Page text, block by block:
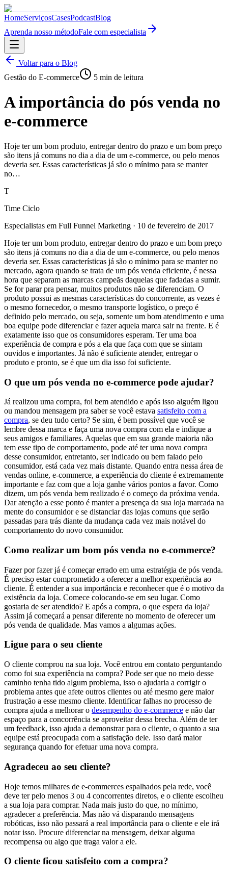
HomeServiçosCasesPodcastBlog
Aprenda nosso métodoFale com especialista
Voltar para o Blog
Gestão do E-commerce
5 min de leitura
A importância do pós venda no
e-commerce
Hoje ter um bom produto, entregar dentro do prazo e um bom preço
são itens já comuns no dia a dia de um e-commerce, ou pelo menos
deveria ser. Essas características já são o mínimo para se manter
no…
T
Time Ciclo
Especialistas em Full Funnel Marketing · 10 de fevereiro de 2017
Hoje ter um bom produto, entregar dentro do prazo e um bom preço
são itens já comuns no dia a dia de um e-commerce, ou pelo menos
deveria ser. Essas características já são o mínimo para se manter no
mercado, agora quando se trata de um pós venda eficiente, é nessa
hora que separam as marcas campeãs daquelas que fadadas a sumir.
Se for parar pra pensar, muitos produtos não se diferenciam. O
produto possui as mesmas características do concorrente, as vezes é
o mesmo fornecedor, o mesmo transporte logístico, o preço é
definido pelo mercado, ou seja, somente um bom atendimento e uma
boa equipe pode diferenciar e fazer aquela marca sair na frente. E é
exatamente isso que os consumidores esperam. Ter uma boa
experiência de compra e pós a ela que faça com que se sintam
ouvidos e importantes. Já não é suficiente atender, entregar o
produto e pronto, se é que um dia isso foi suficiente.
O que um pós venda no e-commerce pode ajudar?
Já realizou uma compra, foi bem atendido e após isso alguém ligou
ou mandou mensagem pra saber se você estava satisfeito com a
compra, se deu tudo certo? Se sim, é bem possível que você se
lembre dessa marca e faça uma nova compra com ela e indique a
seus amigos e familiares. Aquelas que em sua grande maioria não
tem esse tipo de comportamento, pode até ter uma nova compra
desse consumidor, entretanto, ser indicado ou bem falado pelo
consumidor, está cada vez mais distante. Quando entra nessa área de
vendas online, e-commerce, a experiência do cliente é extremamente
importante e faz com que a loja ganhe vários pontos a favor. Como
dizem, um pós venda bem realizado é o começo da próxima venda.
Dar atenção a esse ponto é manter a presença da sua loja marcada na
mente do consumidor e se distanciar das lojas comuns que serão
passadas para trás diante da mudança cada vez mais notável do
comportamento do novo consumidor.
Como realizar um bom pós venda no e-commerce?
Fazer por fazer já é começar errado em uma estratégia de pós venda.
É preciso estar comprometido a oferecer a melhor experiência ao
cliente. É entender a sua importância e reconhecer que é o motivo da
existência da loja. Comece colocando-se em seu lugar. Como
gostaria de ser atendido? E após a compra, o que espera da loja?
Assim já começará a pensar diferente no momento de oferecer um
pós venda de qualidade. Mas vamos a algumas ações.
Ligue para o seu cliente
O cliente comprou na sua loja. Você entrou em contato perguntando
como foi sua experiência na compra? Pode ser que no meio desse
caminho tenha tido algum problema, isso o ajudaria a corrigir o
problema antes que afete outros clientes ou até mesmo gere maior
frustração a esse mesmo cliente. Identificar falhas no processo de
compra ajuda a melhorar o desempenho do e-commerce e não dar
espaço para a concorrência se aproveitar dessa brecha. Além de ter
um feedback, isso ajuda a demonstrar para o cliente, o quanto a sua
equipe está preocupada com a satisfação dele. Isso dará maior
segurança quando for efetuar uma nova compra.
Agradeceu ao seu cliente?
Hoje temos milhares de e-commerces espalhados pela rede, você
deve ter pelo menos 3 ou 4 concorrentes diretos, e o cliente escolheu
a sua loja para comprar. Nada mais justo do que, no mínimo,
agradecer a preferência. Mas não vá disparando mensagens
robóticas, isso não passará a real importância para o cliente e ele irá
notar isso. Procure diferenciar na mensagem, deixar alguma
recompensa ou algo que traga valor a ele.
O cliente ficou satisfeito com a compra?